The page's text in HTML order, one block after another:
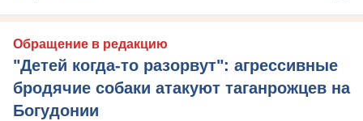
Обращение в редакцию
"Детей когда-то разорвут": агрессивные
бродячие собаки атакуют таганрожцев на
Богудонии